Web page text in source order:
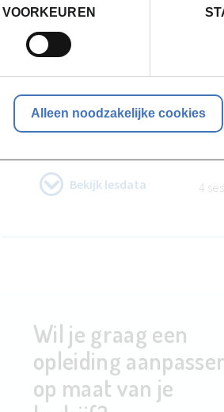
VOORKEUREN
Alleen noodzakelijke cookies
Locaties en data
Bekijk lesdata 4
Wil je graag een
opleiding
op maat van je